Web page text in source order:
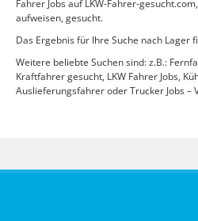
Fahrer Jobs auf LKW-Fahrer-
aufweisen, gesucht.
Das Ergebnis für Ihre Suche nach Lager
Weitere beliebte Suchen sind: z.B.:
Kraftfahrer gesucht, LKW Fahrer Jobs,
Auslieferungsfahrer oder Trucker Jobs –